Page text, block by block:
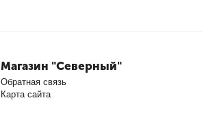
Магазин "Северный"
Обратная связь
Карта сайта